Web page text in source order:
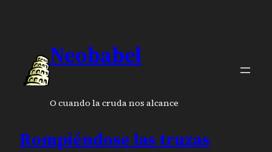
Neobabel
O cuando la cruda nos alcance
Rompiéndose las truzas